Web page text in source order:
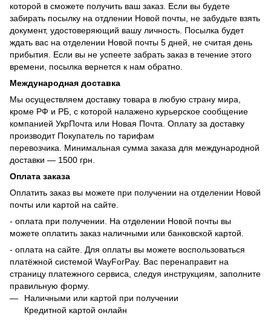
которой в сможете получить ваш заказ. Если вы будете
забирать посылку на отдлении Новой почты, не забудьте взять
документ, удостоверяющий вашу личность. Посылка будет
ждать вас на отделении Новой почты 5 дней, не считая день
прибытия. Если вы не успеете забрать заказ в течение этого
времени, посылка вернется к нам обратно.
Международная доставка
Мы осуществляем доставку товара в любую страну мира,
кроме РФ и РБ, с которой налажено курьерское сообщение
компанией УкрПочта или Новая Почта. Оплату за доставку
производит Покупатель по тарифам
перевозчика. Минимальная сумма заказа для международной
доставки — 1500 грн.
Оплата заказа
Оплатить заказ вы можете при получении на отделении Новой
почты или картой на сайте.
- оплата при получении. На отделении Новой почты вы
можете оплатить заказ наличными или банковской картой.
- оплата на сайте. Для оплаты вы можете воспользоваться
платёжной системой WayForPay. Вас перенаправит на
страницу платежного сервиса, следуя инструкциям, заполните
правильную форму.
Наличными или картой при получении
Кредитной картой онлайн